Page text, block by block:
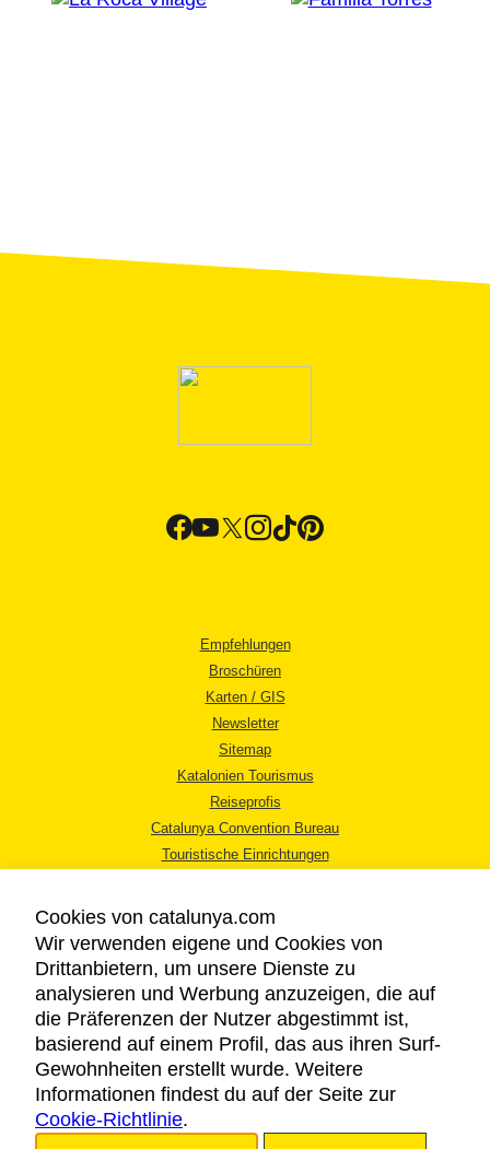
Empfehlungen
Broschüren
Karten / GIS
Newsletter
Sitemap
Katalonien Tourismus
Reiseprofis
Catalunya Convention Bureau
Touristische Einrichtungen
RECHTLICHER HINWEIS
DATENSCHUTZICHTLINIE
COOKIES
BARRIEREFREIHEIT
Cookies von catalunya.com
Wir verwenden eigene und Cookies von
Drittanbietern, um unsere Dienste zu
analysieren und Werbung anzuzeigen, die auf
die Präferenzen der Nutzer abgestimmt ist,
basierend auf einem Profil, das aus ihren Surf-
Gewohnheiten erstellt wurde. Weitere
Informationen findest du auf der Seite zur
Cookie-Richtlinie.